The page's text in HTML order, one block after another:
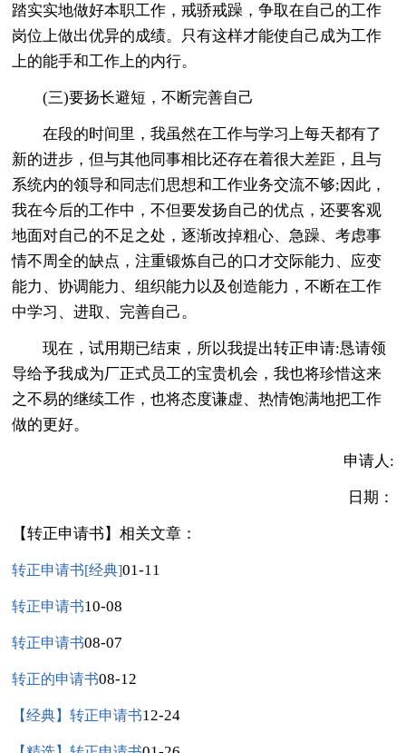
踏实实地做好本职工作，戒骄戒躁，争取在自己的工作
岗位上做出优异的成绩。只有这样才能使自己成为工作
上的能手和工作上的内行。
(三)要扬长避短，不断完善自己
在段的时间里，我虽然在工作与学习上每天都有了
新的进步，但与其他同事相比还存在着很大差距，且与
系统内的领导和同志们思想和工作业务交流不够;因此，
我在今后的工作中，不但要发扬自己的优点，还要客观
地面对自己的不足之处，逐渐改掉粗心、急躁、考虑事
情不周全的缺点，注重锻炼自己的口才交际能力、应变
能力、协调能力、组织能力以及创造能力，不断在工作
中学习、进取、完善自己。
现在，试用期已结束，所以我提出转正申请:恳请领
导给予我成为厂正式员工的宝贵机会，我也将珍惜这来
之不易的继续工作，也将态度谦虚、热情饱满地把工作
做的更好。
申请人:
日期：
【转正申请书】相关文章：
转正申请书[经典]01-11
转正申请书10-08
转正申请书08-07
转正的申请书08-12
【经典】转正申请书12-24